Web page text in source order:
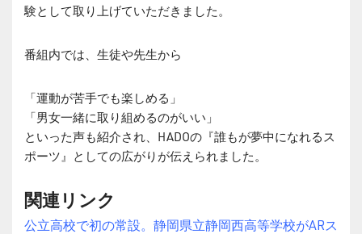
験として取り上げていただきました。
番組内では、生徒や先生から
「運動が苦手でも楽しめる」
「男女一緒に取り組めるのがいい」
といった声も紹介され、HADOの『誰もが夢中になれるス
ポーツ』としての広がりが伝えられました。
関連リンク
公立高校で初の常設。静岡県立静岡西高等学校がARス